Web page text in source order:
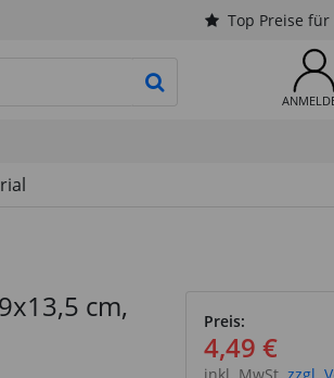
Top Preise
PRODUKTSUCHE
cm,
Preis:
4,49 €